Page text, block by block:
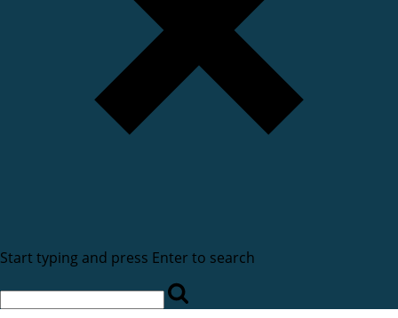
Start typing and press Enter to search